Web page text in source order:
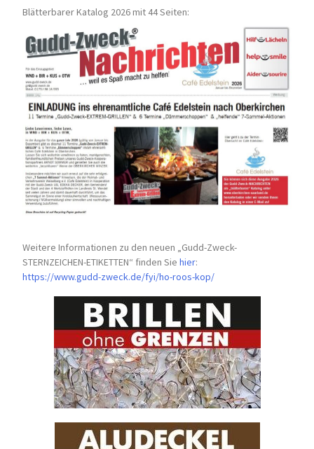
Blätterbarer Katalog 2026 mit 44 Seiten:
Weitere Informationen zu den neuen „Gudd-Zweck-
STERNZEICHEN-ETIKETTEN“ finden Siehier:
https://www.gudd-zweck.de/fyi/ho-roos-kop/